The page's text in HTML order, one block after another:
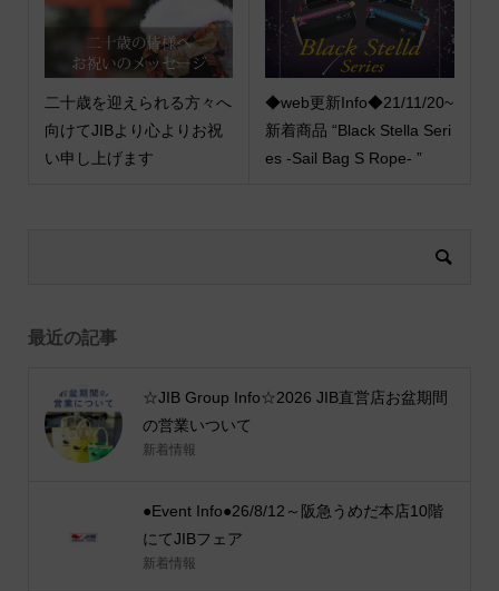
二十歳を迎えられる方々へ
向けてJIBより心よりお祝
い申し上げます
◆web更新Info◆21/11/20~
新着商品 “Black Stella Seri
es -Sail Bag S Rope- ”
最近の記事
☆JIB Group Info☆2026 JIB直営店お盆期間
の営業いついて
新着情報
●Event Info●26/8/12～阪急うめだ本店10階
にてJIBフェア
新着情報